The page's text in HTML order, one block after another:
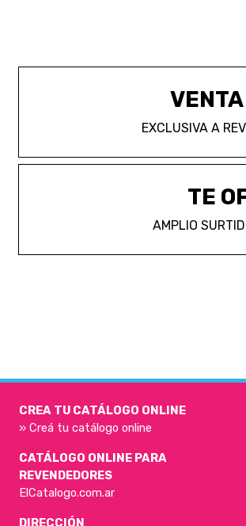
EXCLUSIVA A
TE
AMPLIO
CREA TU CATÁLOGO ONLINE
» Creá tu catálogo online
CATÁLOGO ONLINE PARA
REVENDEDORES
ElCatalogo.com.ar
DIRECCIÓN